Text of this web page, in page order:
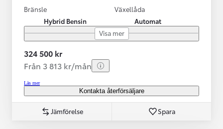
Bränsle
Hybrid Bensin
Växellåda
Automat
Visa mer
324 500 kr
Från 3 813 kr/mån
Läs mer
Kontakta återförsäljare
Jämförelse Spara